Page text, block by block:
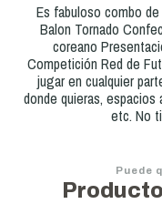
Es fabuloso combo
Balon Tornado
coreano
Competición Red de
jugar en cualquier
donde quieras,
etc. No
Puede